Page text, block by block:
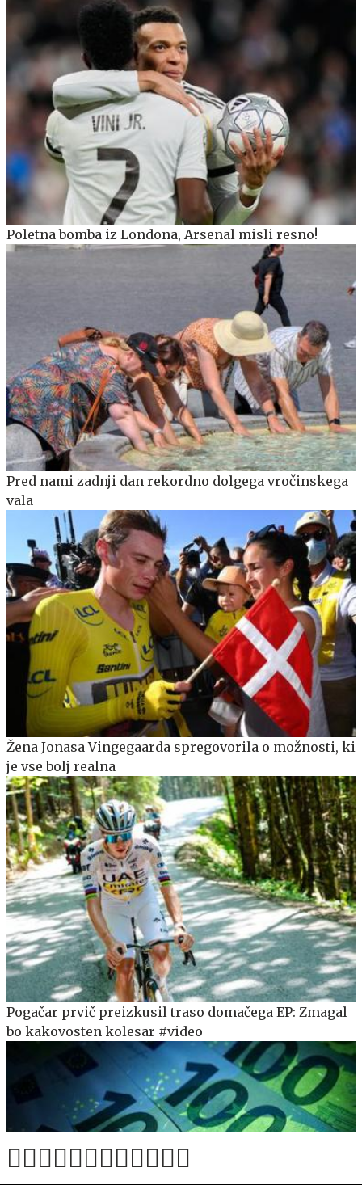
Poletna bomba iz Londona, Arsenal misli resno!
Pred nami zadnji dan rekordno dolgega vročinskega
vala
Žena Jonasa Vingegaarda spregovorila o možnosti, ki
je vse bolj realna
Pogačar prvič preizkusil traso domačega EP: Zmagal
bo kakovosten kolesar #video